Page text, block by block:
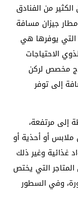
من الفنادق
جيزان مسافة
يوفرها هي
الاحتياجات
مخصص لركن
إلى توفر
إلى مرتفعة،
أو أحذية أو
غذائية وغير ذلك
التي يختص
وفي السطور